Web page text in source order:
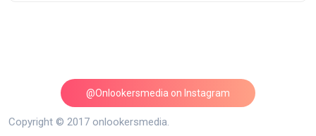
@Onlookersmedia on Instagram
Follow on Instagram
Copyright © 2017 onlookersmedia.